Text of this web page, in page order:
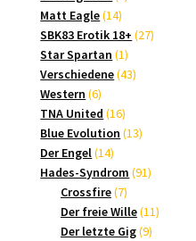
Matt Eagle 1414
Produkte
SBK83 Erotik 18+ 2727
Star Spartan 11
Produkt
Verschiedene 4343
Western 66
Produkte
TNA United 1616
Produkte
Blue Evolution 1313
Der Engel 1414
Produkte
Hades-Syndrom 9191
Crossfire 77
Produkte
Der freie Wille 1111
Der letzte Gig 99